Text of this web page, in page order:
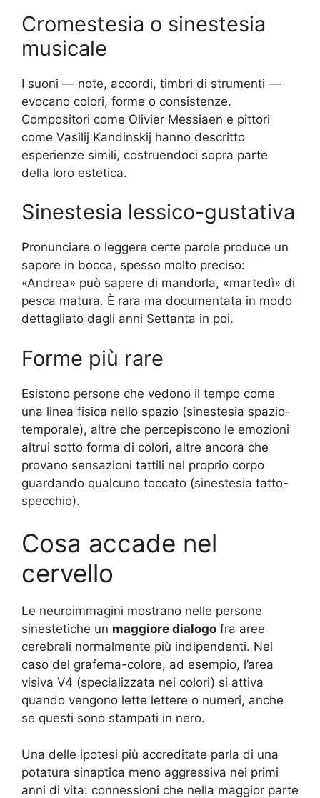
Cromestesia o sinestesia
musicale
I suoni — note, accordi, timbri di strumenti —
evocano colori, forme o consistenze.
Compositori come Olivier Messiaen e pittori
come Vasilij Kandinskij hanno descritto
esperienze simili, costruendoci sopra parte
della loro estetica.
Sinestesia lessico-gustativa
Pronunciare o leggere certe parole produce un
sapore in bocca, spesso molto preciso:
«Andrea» può sapere di mandorla, «martedì» di
pesca matura. È rara ma documentata in modo
dettagliato dagli anni Settanta in poi.
Forme più rare
Esistono persone che vedono il tempo come
una linea fisica nello spazio (sinestesia spazio-
temporale), altre che percepiscono le emozioni
altrui sotto forma di colori, altre ancora che
provano sensazioni tattili nel proprio corpo
guardando qualcuno toccato (sinestesia tatto-
specchio).
Cosa accade nel
cervello
Le neuroimmagini mostrano nelle persone
sinestetiche un maggiore dialogo fra aree
cerebrali normalmente più indipendenti. Nel
caso del grafema-colore, ad esempio, l’area
visiva V4 (specializzata nei colori) si attiva
quando vengono lette lettere o numeri, anche
se questi sono stampati in nero.
Una delle ipotesi più accreditate parla di una
potatura sinaptica meno aggressiva nei primi
anni di vita: connessioni che nella maggior parte